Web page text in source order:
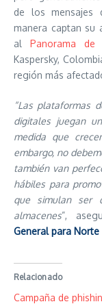
de los mensajes
manera captan su
al Panorama de
Kaspersky,
región más
“Las plataformas
digitales juegan
medida que
embargo, no
también van
hábiles para
que simulan ser
almacenes”,
General para Norte
Relacionado
Campaña de